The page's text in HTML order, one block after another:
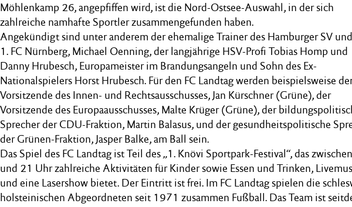
Möhlenkamp 26, angepfiffen wird, ist die Nord-Ostsee-Auswahl, in der sich
zahlreiche namhafte Sportler zusammengefunden haben.
Angekündigt sind unter anderem der ehemalige Trainer des Hamburger SV
1. FC Nürnberg, Michael Oenning, der langjährige HSV-Profi Tobias Homp und
Danny Hrubesch, Europameister im Brandungsangeln und Sohn des Ex-
Nationalspielers Horst Hrubesch. Für den FC Landtag werden beispielsweise
Vorsitzende des Innen- und Rechtsausschusses, Jan Kürschner (Grüne), der
Vorsitzende des Europaausschusses, Malte Krüger (Grüne), der
Sprecher der CDU-Fraktion, Martin Balasus, und der gesundheitspolitische
der Grünen-Fraktion, Jasper Balke, am Ball sein.
Das Spiel des FC Landtag ist Teil des „1. Knövi Sportpark-Festival“, das
und 21 Uhr zahlreiche Aktivitäten für Kinder sowie Essen und Trinken,
und eine Lasershow bietet. Der Eintritt ist frei. Im FC Landtag spielen die
holsteinischen Abgeordneten seit 1971 zusammen Fußball. Das Team ist